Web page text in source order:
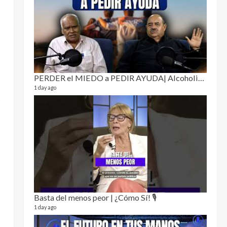
1 day ago
Basta del menos peor | ¿Cómo Sí! 🎙️
1 day ago
4